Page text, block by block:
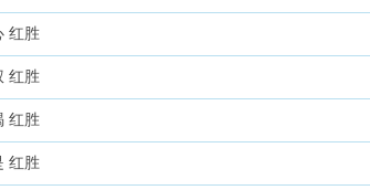
红胜
红胜
红胜
红胜